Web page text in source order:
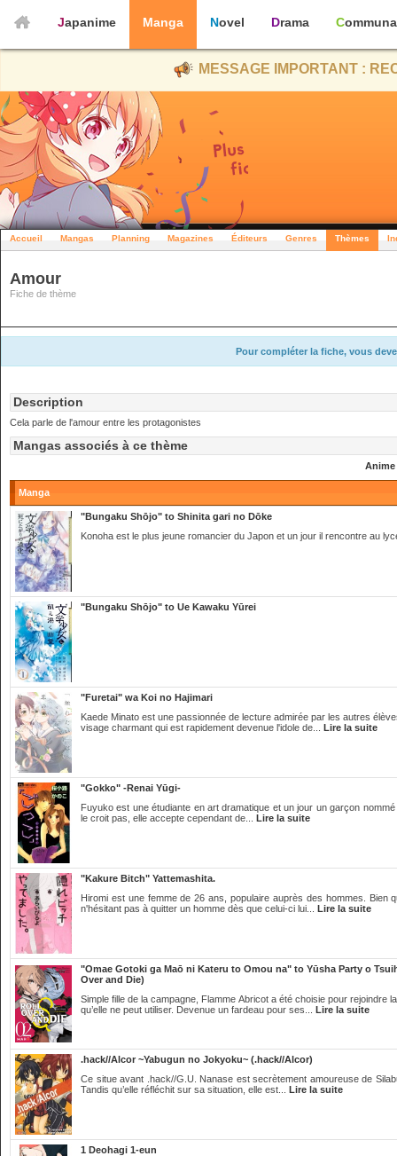
Japanime Manga Novel Drama
MESSAGE IMPORTANT :
Accueil Mangas Planning Magazines Éditeurs Genres Thèmes
Amour
Fiche de thème
Pour compléter la fiche, vous
Description
Cela parle de l'amour entre les protagonistes
Mangas associés à ce thème
Anime
Manga
"Bungaku Shōjo" to Shinita gari no Dōke
Konoha est le plus jeune romancier du Japon et un jour il rencontre au
"Bungaku Shōjo" to Ue Kawaku Yūrei
"Furetai" wa Koi no Hajimari
Kaede Minato est une passionnée de lecture admirée par les autres
visage charmant qui est rapidement devenue l'idole de... Lire la suite
"Gokko" -Renai Yūgi-
Fuyuko est une étudiante en art dramatique et un jour un garçon
le croit pas, elle accepte cependant de... Lire la suite
"Kakure Bitch" Yattemashita.
Hiromi est une femme de 26 ans, populaire auprès des hommes. Bien
n'hésitant pas à quitter un homme dès que celui-ci lui... Lire la suite
"Omae Gotoki ga Maō ni Kateru to Omou na" to Yūsha Party o
Over and Die)
Simple fille de la campagne, Flamme Abricot a été choisie pour
qu’elle ne peut utiliser. Devenue un fardeau pour ses... Lire la suite
.hack//Alcor ~Yabugun no Jokyoku~ (.hack//Alcor)
Ce situe avant .hack//G.U. Nanase est secrètement amoureuse de
Tandis qu’elle réfléchit sur sa situation, elle est... Lire la suite
1 Deohagi 1-eun